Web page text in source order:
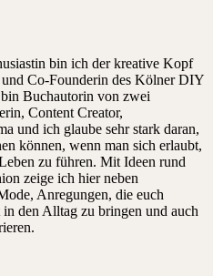
bin ich der kreative Kopf
Co-Founderin des Kölner DIY
Buchautorin von zwei
Content Creator,
und ich glaube sehr stark daran,
können, wenn man sich erlaubt,
zu führen. Mit Ideen rund
zeige ich hier neben
Anregungen, die euch
den Alltag zu bringen und auch